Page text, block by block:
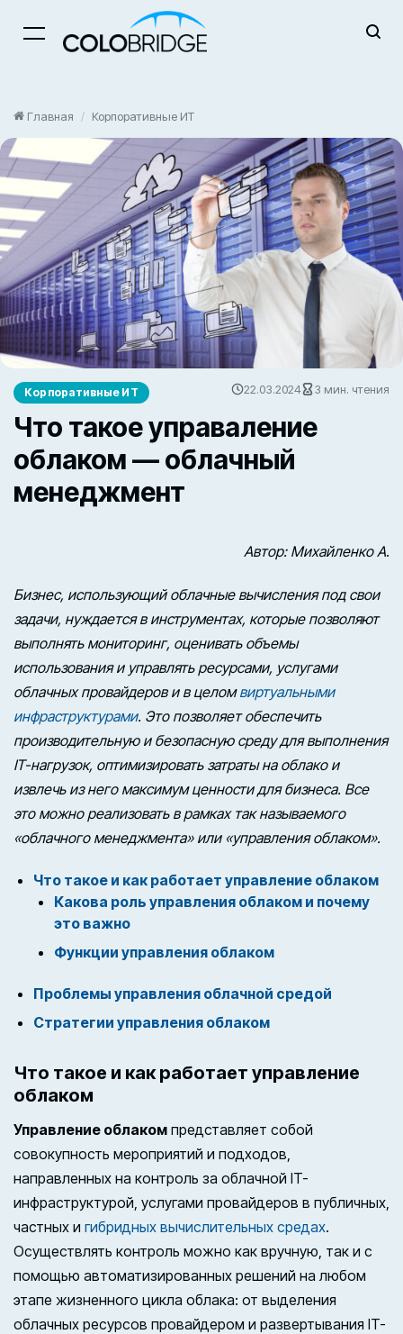
Menu
Главная / Корпоративные ИТ
Корпоративные ИТ
Что такое управаление
облаком — облачный
менеджмент
22.03.2024 3 мин. чтения
Автор: Михайленко А.
Бизнес, использующий облачные вычисления под свои
задачи, нуждается в инструментах, которые позволяют
выполнять мониторинг, оценивать объемы
использования и управлять ресурсами, услугами
облачных провайдеров и в целомвиртуальными
инфраструктурами. Это позволяет обеспечить
производительную и безопасную среду для выполнения
IT-нагрузок, оптимизировать затраты на облако и
извлечь из него максимум ценности для бизнеса. Все
это можно реализовать в рамках так называемого
«облачного менеджмента» или «управления облаком».
Что такое и как работает управление облаком
Какова роль управления облаком и почему
это важно
Функции управления облаком
Проблемы управления облачной средой
Стратегии управления облаком
Что такое и как работает управление
облаком
Управление облаком представляет собой
совокупность мероприятий и подходов,
направленных на контроль за облачной IT-
инфраструктурой, услугами провайдеров в публичных,
частных и гибридных вычислительных средах.
Осуществлять контроль можно как вручную, так и с
помощью автоматизированных решений на любом
этапе жизненного цикла облака: от выделения
облачных ресурсов провайдером и развертывания IT-